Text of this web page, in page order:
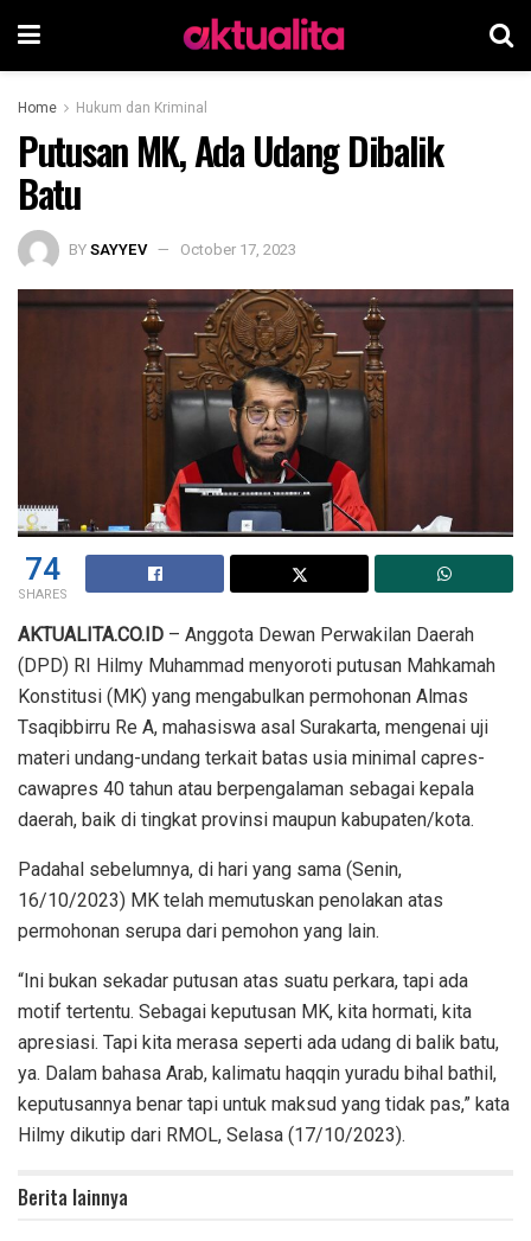
Home Hukum dan Kriminal
Putusan MK, Ada Udang Dibalik
Batu
BYSAYYEV October 17, 2023
74
SHARES
AKTUALITA.CO.ID – Anggota Dewan Perwakilan Daerah
(DPD) RI Hilmy Muhammad menyoroti putusan Mahkamah
Konstitusi (MK) yang mengabulkan permohonan Almas
Tsaqibbirru Re A, mahasiswa asal Surakarta, mengenai uji
materi undang-undang terkait batas usia minimal capres-
cawapres 40 tahun atau berpengalaman sebagai kepala
daerah, baik di tingkat provinsi maupun kabupaten/kota.
Padahal sebelumnya, di hari yang sama (Senin,
16/10/2023) MK telah memutuskan penolakan atas
permohonan serupa dari pemohon yang lain.
“Ini bukan sekadar putusan atas suatu perkara, tapi ada
motif tertentu. Sebagai keputusan MK, kita hormati, kita
apresiasi. Tapi kita merasa seperti ada udang di balik batu,
ya. Dalam bahasa Arab, kalimatu haqqin yuradu bihal bathil,
keputusannya benar tapi untuk maksud yang tidak pas,” kata
Hilmy dikutip dari RMOL, Selasa (17/10/2023).
Berita lainnya